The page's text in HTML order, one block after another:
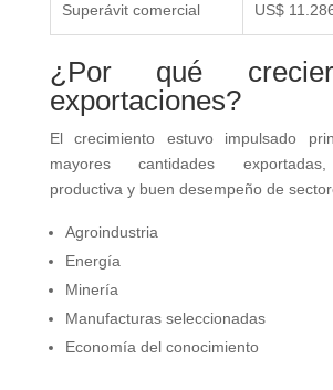
Superávit comercial US$
¿Por qué
exportaciones?
El crecimiento estuvo impulsado
mayores cantidades
productiva y buen desempeño de
Agroindustria
Energía
Minería
Manufacturas seleccionadas
Economía del conocimiento